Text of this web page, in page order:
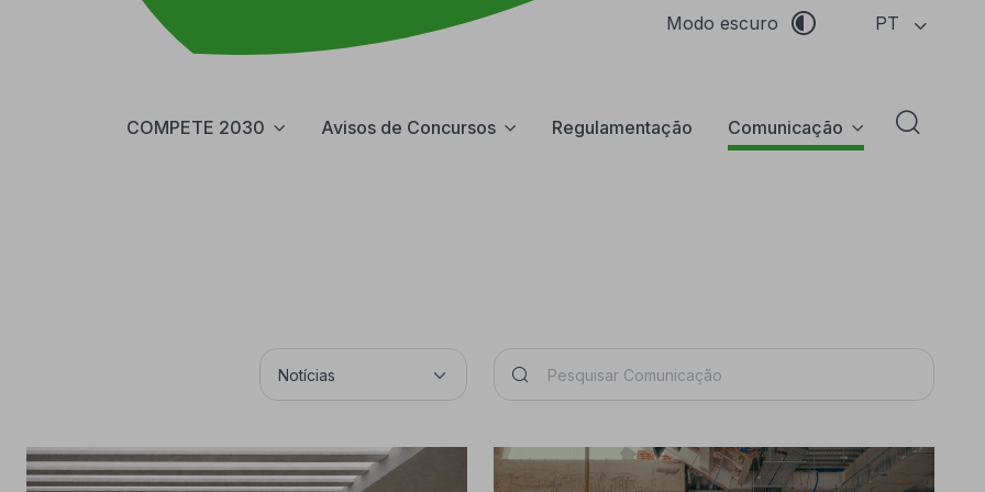
Modo escuro PT
COMPETE 2030 Avisos de Concursos Regulamentação Comunicação Abrir